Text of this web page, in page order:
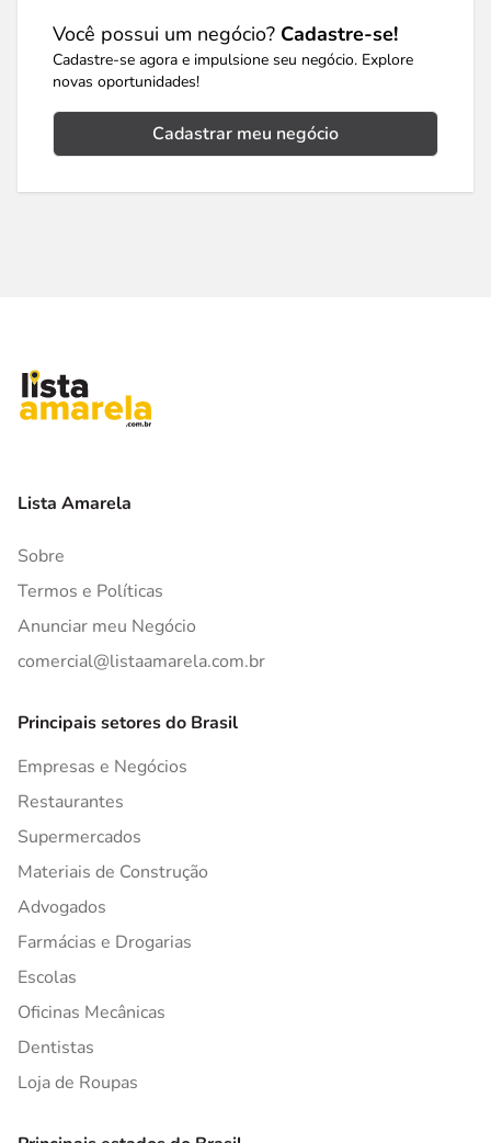
Você possui um negócio? Cadastre-se!
Cadastre-se agora e impulsione seu negócio. Explore
novas oportunidades!
Cadastrar meu negócio
Lista Amarela
Sobre
Termos e Políticas
Anunciar meu Negócio
comercial@listaamarela.com.br
Principais setores do Brasil
Empresas e Negócios
Restaurantes
Supermercados
Materiais de Construção
Advogados
Farmácias e Drogarias
Escolas
Oficinas Mecânicas
Dentistas
Loja de Roupas